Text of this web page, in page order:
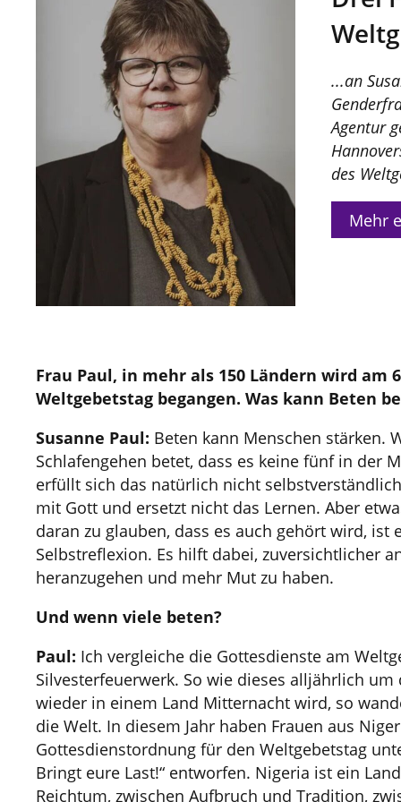
...an
Agentur
des
Mehr
Frau Paul, in mehr als 150 Ländern wird am
Weltgebetstag begangen. Was kann Beten
Susanne Paul: Beten kann Menschen stärken.
Schlafengehen betet, dass es keine fünf in der
erfüllt sich das natürlich nicht
mit Gott und ersetzt nicht das Lernen. Aber
daran zu glauben, dass es auch gehört wird, ist
Selbstreflexion. Es hilft dabei, zuversichtlicher
heranzugehen und mehr Mut zu haben.
Und wenn viele beten?
Paul: Ich vergleiche die Gottesdienste am
Silvesterfeuerwerk. So wie dieses alljährlich um
wieder in einem Land Mitternacht wird, so
die Welt. In diesem Jahr haben Frauen aus
Gottesdienstordnung für den Weltgebetstag
Bringt eure Last!“ entworfen. Nigeria ist ein
Reichtum, zwischen Aufbruch und Tradition,